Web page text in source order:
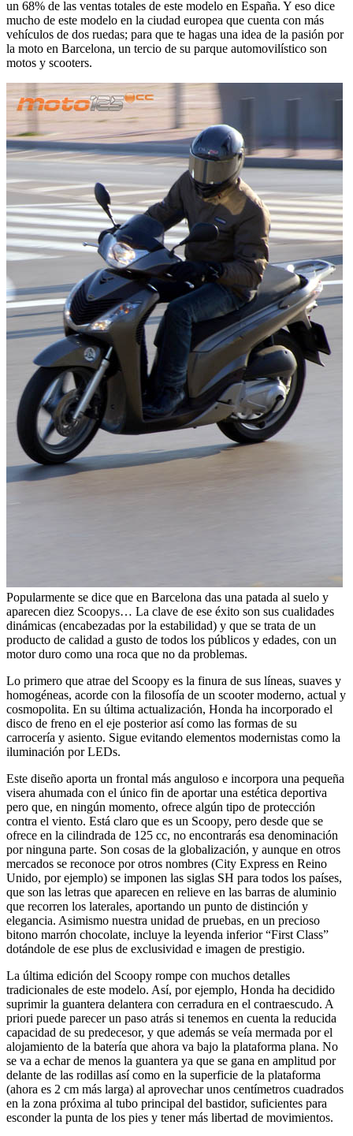
un 68% de las ventas totales de este modelo en España. Y eso dice
mucho de este modelo en la ciudad europea que cuenta con más
vehículos de dos ruedas; para que te hagas una idea de la pasión por
la moto en Barcelona, un tercio de su parque automovilístico son
motos y scooters.
Popularmente se dice que en Barcelona das una patada al suelo y
aparecen diez Scoopys… La clave de ese éxito son sus cualidades
dinámicas (encabezadas por la estabilidad) y que se trata de un
producto de calidad a gusto de todos los públicos y edades, con un
motor duro como una roca que no da problemas.
Lo primero que atrae del Scoopy es la finura de sus líneas, suaves y
homogéneas, acorde con la filosofía de un scooter moderno, actual y
cosmopolita. En su última actualización, Honda ha incorporado el
disco de freno en el eje posterior así como las formas de su
carrocería y asiento. Sigue evitando elementos modernistas como la
iluminación por LEDs.
Este diseño aporta un frontal más anguloso e incorpora una pequeña
visera ahumada con el único fin de aportar una estética deportiva
pero que, en ningún momento, ofrece algún tipo de protección
contra el viento. Está claro que es un Scoopy, pero desde que se
ofrece en la cilindrada de 125 cc, no encontrarás esa denominación
por ninguna parte. Son cosas de la globalización, y aunque en otros
mercados se reconoce por otros nombres (City Express en Reino
Unido, por ejemplo) se imponen las siglas SH para todos los países,
que son las letras que aparecen en relieve en las barras de aluminio
que recorren los laterales, aportando un punto de distinción y
elegancia. Asimismo nuestra unidad de pruebas, en un precioso
bitono marrón chocolate, incluye la leyenda inferior “First Class”
dotándole de ese plus de exclusividad e imagen de prestigio.
La última edición del Scoopy rompe con muchos detalles
tradicionales de este modelo. Así, por ejemplo, Honda ha decidido
suprimir la guantera delantera con cerradura en el contraescudo. A
priori puede parecer un paso atrás si tenemos en cuenta la reducida
capacidad de su predecesor, y que además se veía mermada por el
alojamiento de la batería que ahora va bajo la plataforma plana. No
se va a echar de menos la guantera ya que se gana en amplitud por
delante de las rodillas así como en la superficie de la plataforma
(ahora es 2 cm más larga) al aprovechar unos centímetros cuadrados
en la zona próxima al tubo principal del bastidor, suficientes para
esconder la punta de los pies y tener más libertad de movimientos.